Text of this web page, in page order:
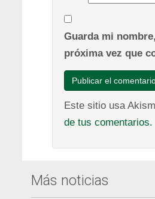
Guarda mi
próxima vez que
Este sitio usa
de tus comentarios.
Más noticias